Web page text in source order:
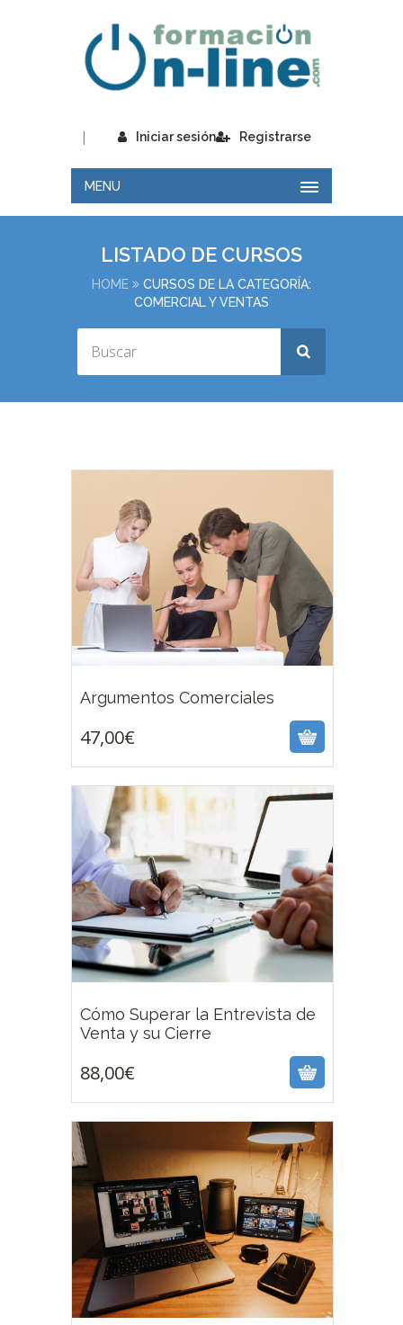
Iniciar sesión
| Registrarse
MENU
LISTADO DE CURSOS
HOME
CURSOS DE LA CATEGORÍA:
COMERCIAL Y VENTAS
Argumentos Comerciales
47,00€
47,00€
Cómo Superar la Entrevista de
Venta y su Cierre
88,00€
88,00€